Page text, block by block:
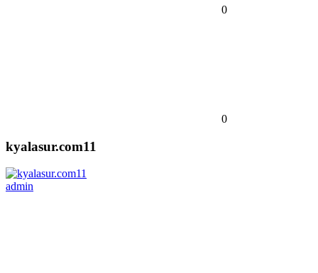
0
0
kyalasur.com11
admin